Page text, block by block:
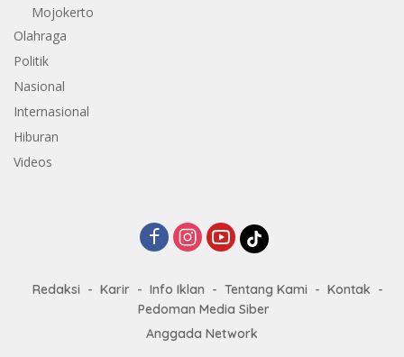
Mojokerto
Olahraga
Politik
Nasional
Internasional
Hiburan
Videos
Redaksi Karir Info Iklan Tentang Kami
Kontak
Pedoman Media Siber
Anggada Network